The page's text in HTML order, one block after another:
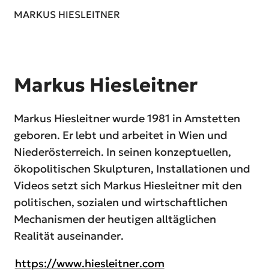
MARKUS HIESLEITNER
Markus Hiesleitner
Markus Hiesleitner wurde 1981 in Amstetten
geboren. Er lebt und arbeitet in Wien und
Niederösterreich. In seinen konzeptuellen,
ökopolitischen Skulpturen, Installationen und
Videos setzt sich Markus Hiesleitner mit den
politischen, sozialen und wirtschaftlichen
Mechanismen der heutigen alltäglichen
Realität auseinander.
https://www.hiesleitner.com